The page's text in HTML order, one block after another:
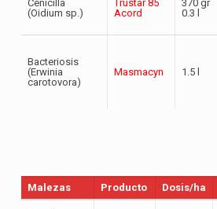
Cenicilla
(Oidium sp.)
Trustar 85
Acord
370 gr
0.3 l
Bacteriosis
(Erwinia
carotovora)
Masmacyn 1.5 l
Malezas Producto Dosis/ha